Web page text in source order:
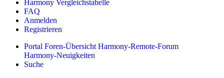
Harmony Vergleichstabelle
FAQ
Anmelden
Registrieren
Portal Foren-Übersicht Harmony-Remote-Forum
Harmony-Neuigkeiten
Suche